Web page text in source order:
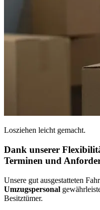
Losziehen leicht gemacht.
Dank unserer
Terminen und
Unsere gut ausgestatteten
Umzugspersonal
Besitztümer.